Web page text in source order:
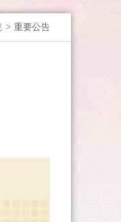
> 重要公告